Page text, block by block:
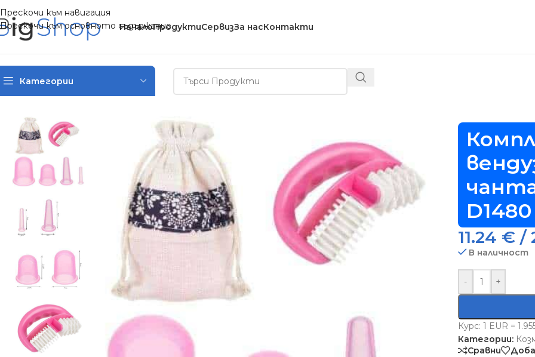
Прескочи към навигация
Прескочи към основното съдържание
НачалоПродуктиСервизЗа насКонтакти
Категории
D1480
11.24 € /
В наличност
- +
Курс: 1 EUR =
Категории:
Сравни